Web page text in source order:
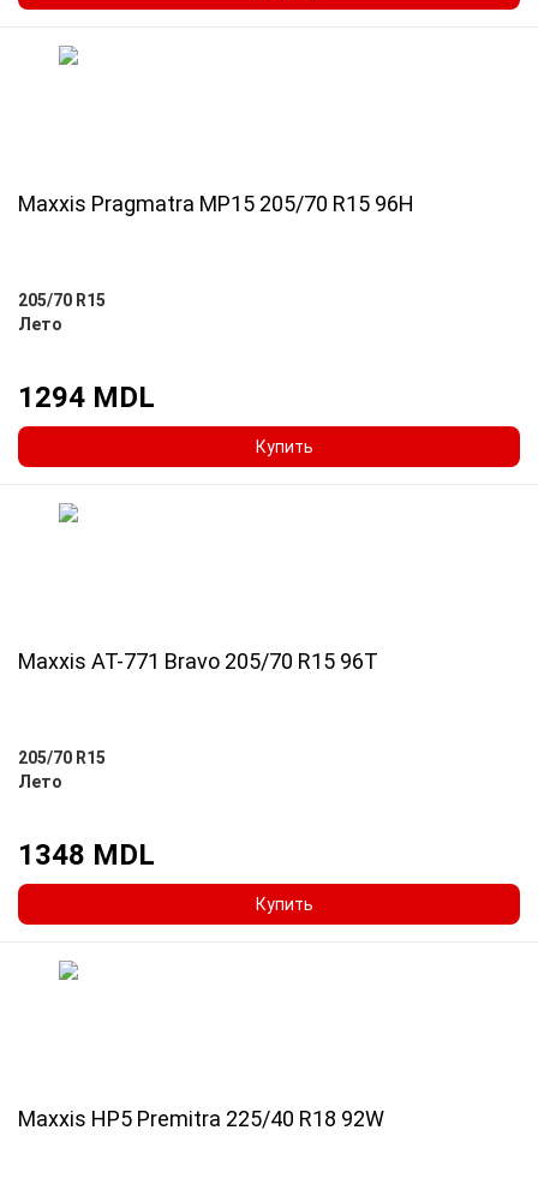
Maxxis Pragmatra MP15 205/70 R15 96H
205/70 R15
Лето
1294 MDL
Купить
Maxxis AT-771 Bravo 205/70 R15 96T
205/70 R15
Лето
1348 MDL
Купить
Maxxis HP5 Premitra 225/40 R18 92W